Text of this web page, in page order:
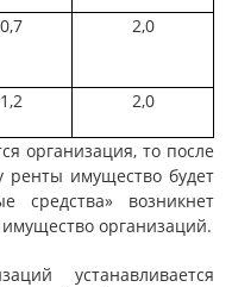
0,7 2,0
1,2 2,0
организация, то после
ренты имущество будет
средства» возникнет
организаций.
устанавливается